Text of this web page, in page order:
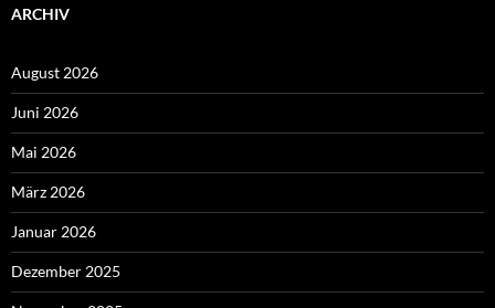
ARCHIV
August 2026
Juni 2026
Mai 2026
März 2026
Januar 2026
Dezember 2025